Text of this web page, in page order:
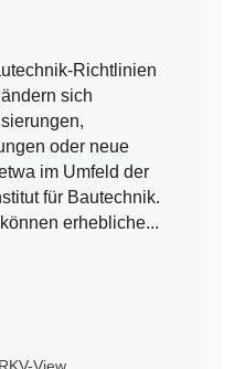
Richtlinien
sich
oder neue
im Umfeld der
für Bautechnik.
erhebliche...